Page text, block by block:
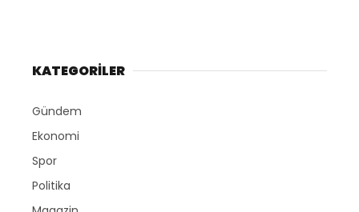
KATEGORİLER
Gündem
Ekonomi
Spor
Politika